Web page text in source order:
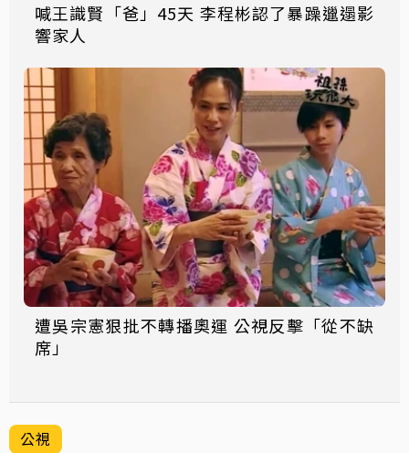
喊王識賢「爸」45天 李程彬認了暴躁邋遢影
響家人
遭吳宗憲狠批不轉播奧運 公視反擊「從不缺
席」
公視